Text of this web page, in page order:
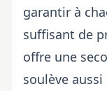
garantir à
suffisant de
offre une
soulève